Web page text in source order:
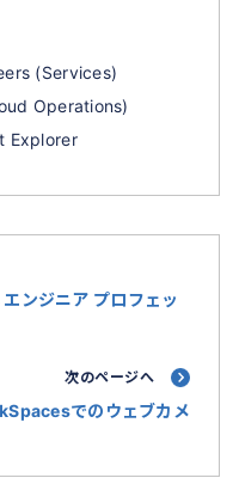
(Services)
Operations)
Explorer
ンジニア プロフェッ
次のページへ
でのウェブカメ